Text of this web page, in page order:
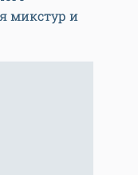
микстур и